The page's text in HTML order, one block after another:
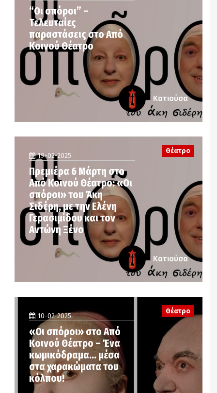
“Οι σπόροι” –
Τελευταίες
παραστάσεις στο Από
Κοινού Θέατρο
Κατιούσα
19-02-2025
Πρεμιέρα 6 Μάρτη στο
Από Κοινού Θέατρο: «Οι
σπόροι» του Άκη
Σιδέρη, με την Ελένη
Γερασιμίδου και τον
Αντώνη Ξένο
Θέατρο
Κατιούσα
10-02-2025
«Οι σπόροι» στο Από
Κοινού Θέατρο – Ένα
κωμικόδραμα… μέσα
στα χαρακώματα του
κόλπου!
Θέατρο